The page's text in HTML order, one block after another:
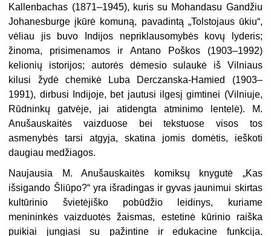
Kallenbachas (1871–1945), kuris su Mohandasu Gandžiu
Johanesburge įkūrė komuną, pavadintą „Tolstojaus ūkiu“,
vėliau jis buvo Indijos nepriklausomybės kovų lyderis;
žinoma, prisimenamos ir Antano Poškos (1903–1992)
kelionių istorijos; autorės dėmesio sulaukė iš Vilniaus
kilusi žydė chemikė Luba Derczanska-Hamied (1903–
1991), dirbusi Indijoje, bet jautusi ilgesį gimtinei (Vilniuje,
Rūdninkų gatvėje, jai atidengta atminimo lentelė). M.
Anušauskaitės vaizduose bei tekstuose visos tos
asmenybės tarsi atgyja, skatina jomis domėtis, ieškoti
daugiau medžiagos.
Naujausia M. Anušauskaitės komiksų knygutė „Kas
išsigando Šliūpo?“ yra išradingas ir gyvas jaunimui skirtas
kultūrinio švietėjiško pobūdžio leidinys, kuriame
menininkės vaizduotės žaismas, estetinė kūrinio raiška
puikiai jungiasi su pažintine ir edukacine funkcija.